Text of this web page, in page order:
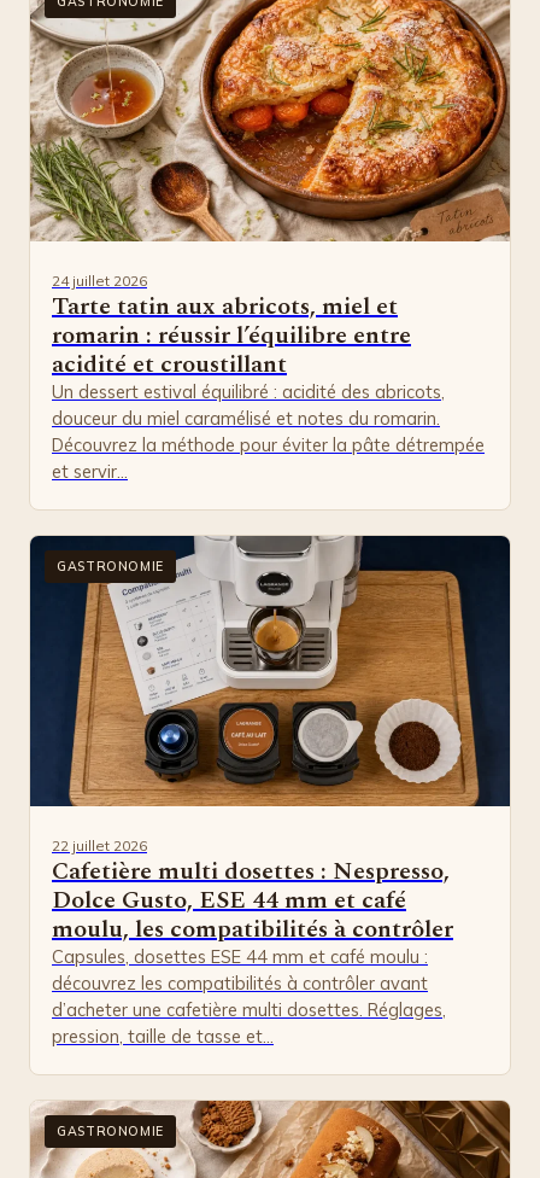
Tarte tatin aux abricots, miel et
romarin : réussir l’équilibre entre
acidité et croustillant
24 juillet 2026
Un dessert estival équilibré : acidité des abricots,
douceur du miel caramélisé et notes du romarin.
Découvrez la méthode pour éviter la pâte détrempée
et servir…
GASTRONOMIE
Cafetière multi dosettes : Nespresso,
Dolce Gusto, ESE 44 mm et café
moulu, les compatibilités à contrôler
22 juillet 2026
Capsules, dosettes ESE 44 mm et café moulu :
découvrez les compatibilités à contrôler avant
d’acheter une cafetière multi dosettes. Réglages,
pression, taille de tasse et…
GASTRONOMIE